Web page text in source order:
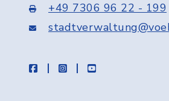
+49 7306 96 22 - 199
facebookinstagramyoutube